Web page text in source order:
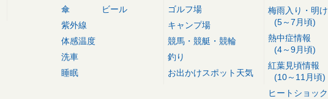
傘
紫外線
体感温度
洗車
睡眠
ビール
ゴルフ場
キャンプ場
競馬・競艇・競輪
釣り
お出かけスポット天気
梅雨入り・明け
(5～7月頃)
熱中症情報
(4～9月頃)
紅葉見頃情報
(10～11月頃)
ヒートショック